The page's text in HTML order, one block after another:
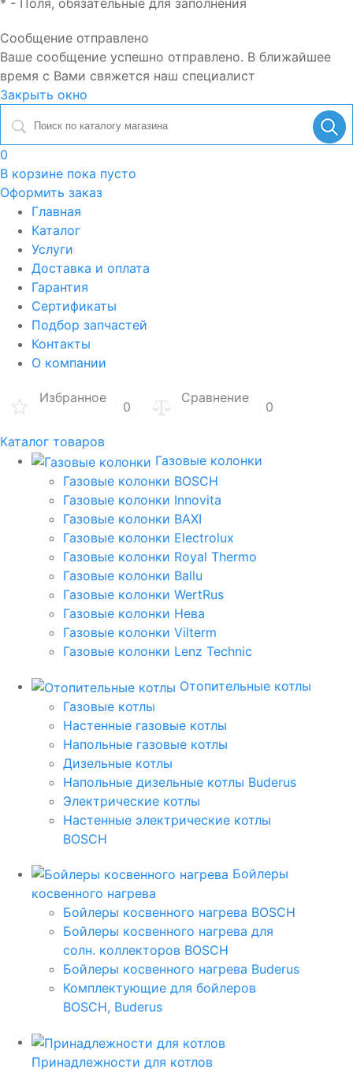
* - Поля, обязательные для заполнения
Сообщение отправлено
Ваше сообщение успешно отправлено. В ближайшее
время с Вами свяжется наш специалист
Закрыть окно
0
В корзине пока пусто
Оформить заказ
Главная
Каталог
Услуги
Доставка и оплата
Гарантия
Сертификаты
Подбор запчастей
Контакты
О компании
Избранное
0
Сравнение
0
Каталог товаров
Газовые колонки
Газовые колонки BOSCH
Газовые колонки Innovita
Газовые колонки BAXI
Газовые колонки Electrolux
Газовые колонки Royal Thermo
Газовые колонки Ballu
Газовые колонки WertRus
Газовые колонки Нева
Газовые колонки Vilterm
Газовые колонки Lenz Technic
Отопительные котлы
Газовые котлы
Настенные газовые котлы
Напольные газовые котлы
Дизельные котлы
Напольные дизельные котлы Buderus
Электрические котлы
Настенные электрические котлы
BOSCH
Бойлеры
косвенного нагрева
Бойлеры косвенного нагрева BOSCH
Бойлеры косвенного нагрева для
солн. коллекторов BOSCH
Бойлеры косвенного нагрева Buderus
Комплектующие для бойлеров
BOSCH, Buderus
Принадлежности для котлов